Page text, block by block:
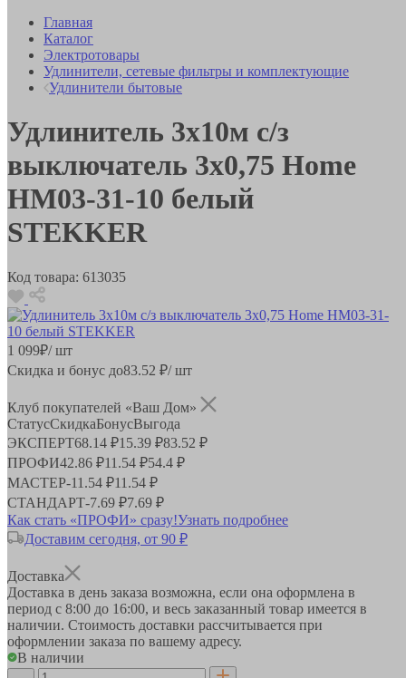
Главная
Каталог
Электротовары
Удлинители, сетевые фильтры и комплектующие
Удлинители бытовые
Удлинитель 3х10м с/з
выключатель 3x0,75 Home
HM03-31-10 белый
STEKKER
Код товара: 613035
1 099₽/ шт
Скидка и бонус до83.52 ₽/ шт
Клуб покупателей «Ваш Дом»
СтатусСкидкаБонусВыгода
ЭКСПЕРТ68.14 ₽15.39 ₽83.52 ₽
ПРОФИ42.86 ₽11.54 ₽54.4 ₽
МАСТЕР-11.54 ₽11.54 ₽
СТАНДАРТ-7.69 ₽7.69 ₽
Как стать «ПРОФИ» сразу!Узнать подробнее
Доставим сегодня, от 90 ₽
Доставка
Доставка в день заказа возможна, если она оформлена в
период с 8:00 до 16:00, и весь заказанный товар имеется в
наличии. Стоимость доставки рассчитывается при
оформлении заказа по вашему адресу.
В наличии